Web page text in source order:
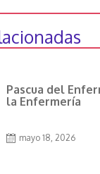
Pascua del
la Enfermería
mayo 18, 2026